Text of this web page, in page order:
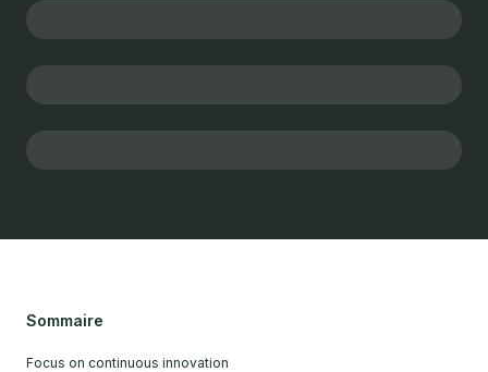
Sommaire
Focus on continuous innovation